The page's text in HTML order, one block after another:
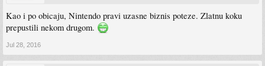
Kao i po obicaju, Nintendo pravi uzasne biznis poteze. Zlatnu koku
prepustili nekom drugom.
Jul 28, 2016